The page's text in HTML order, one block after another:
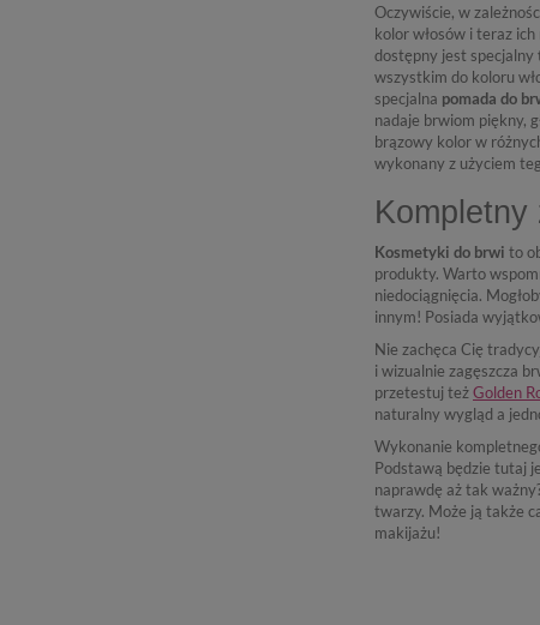
Oczywiście, w
kolor włosów i teraz
dostępny jest specjalny
wszystkim do koloru
specjalna pomada do
nadaje brwiom piękny,
brązowy kolor w
wykonany z użyciem
Kosmetyki do brwi to
produkty. Warto
niedociągnięcia.
innym! Posiada
Nie zachęca Cię
i wizualnie zagęszcza
przetestuj teżGolden
naturalny wygląd a
Wykonanie
Podstawą będzie tutaj
naprawdę aż tak
twarzy. Może ją także
makijażu!